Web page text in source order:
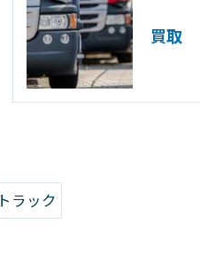
買取
トラック